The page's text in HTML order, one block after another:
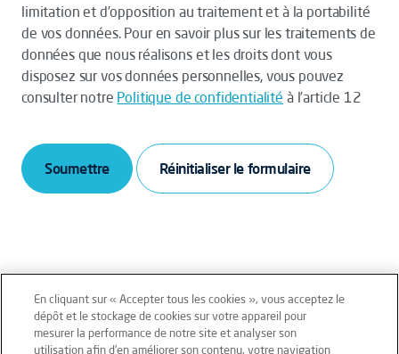
limitation et d’opposition au traitement et à la portabilité
de vos données. Pour en savoir plus sur les traitements de
données que nous réalisons et les droits dont vous
disposez sur vos données personnelles, vous pouvez
consulter notre Politique de confidentialité à l’article 12
Soumettre
Mentions légales Conditions générales
En cliquant sur « Accepter tous les cookies », vous acceptez le
dépôt et le stockage de cookies sur votre appareil pour
mesurer la performance de notre site et analyser son
utilisation afin d’en améliorer son contenu, votre navigation